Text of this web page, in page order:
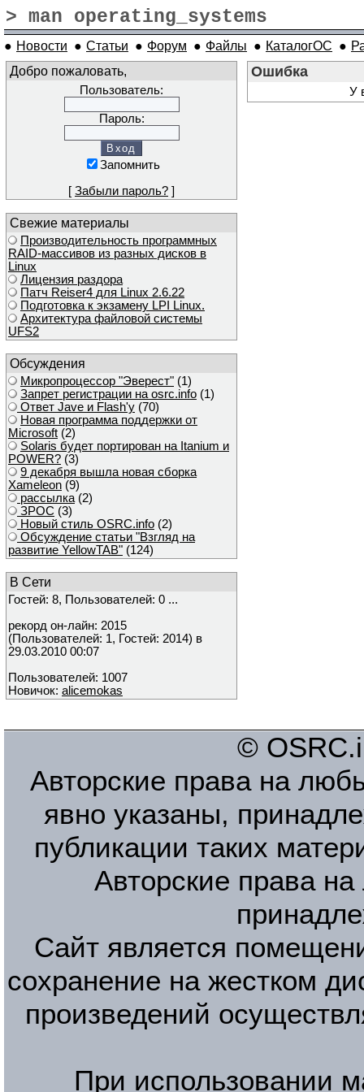
> man operating_systems
● Новости ● Статьи ● Форум ● Файлы ● КаталогОС ●
Добро пожаловать,
Пользователь:
Пароль:
Запомнить
[ Забыли пароль? ]
Свежие материалы
Производительность программных
RAID-массивов из разных дисков в
Linux
Лицензия раздора
Патч Reiser4 для Linux 2.6.22
Подготовка к экзамену LPI Linux.
Архитектура файловой системы
UFS2
Обсуждения
Микропроцессор "Эверест" (1)
Запрет регистрации на osrc.info (1)
Ответ Javе и Flash'у (70)
Новая программа поддержки от
Microsoft (2)
Solaris будет портирован на Itanium и
POWER? (3)
9 декабря вышла новая сборка
Xameleon (9)
рассылка (2)
ЗРОС (3)
Новый стиль OSRC.info (2)
Обсуждение статьи "Взгляд на
развитие YellowTAB" (124)
В Сети
Гостей: 8, Пользователей: 0 ...
рекорд он-лайн: 2015
(Пользователей: 1, Гостей: 2014) в
29.03.2010 00:07
Пользователей: 1007
Новичок: alicemokas
Ошибка
У
©
Авторские права на
явно указаны,
публикации таких
Авторские права
Сайт является
сохранение на жестком
произведений
При использовании